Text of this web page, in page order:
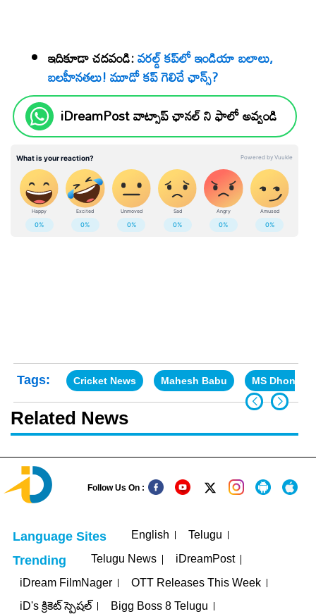
ఇదికూడా చదవండి:వరల్డ్ కప్‌లో ఇండియా బలాలు,
బలహీనతలు! మూడో కప్ గెలిచే ఛాన్స్?
iDreamPost వాట్సాప్ ఛానల్ ని ఫాలో అవ్వండి
Tags: Cricket News Mahesh Babu MS Dhoni
Related News
Follow Us On :
Language Sites English Telugu
Trending Telugu News
iDreamPost
iDream FilmNager
OTT Releases This Week
iD's క్రికెట్ స్పెషల్
Bigg Boss 8 Telugu